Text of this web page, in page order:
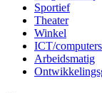
Sportief
Theater
Winkel
ICT/computers
Arbeidsmatig